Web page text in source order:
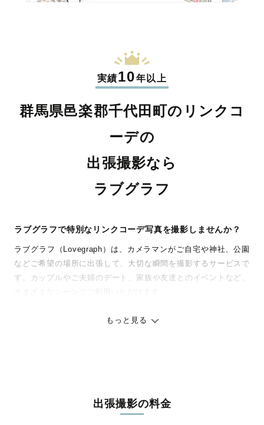
実績10年以上
群馬県邑楽郡千代田町のリンクコ
ーデの
出張撮影なら
ラブグラフ
ラブグラフで特別なリンクコーデ写真を撮影しませんか？
ラブグラフ（Lovegraph）は、カメラマンがご自宅や神社、公園
などご希望の場所に出張して、大切な瞬間を撮影するサービスで
す。カップルやご夫婦のデート、家族や友達とのイベントなど、
ありのままの空気感を大切に、何十年経っても見返したくなるよ
ィを身につけたプロのカメラマンが全国47都道府県に在籍してい
ます。創業10年のノウハウを活かし、思い出に残る素敵な撮影体
もっと見る
出張撮影の料金